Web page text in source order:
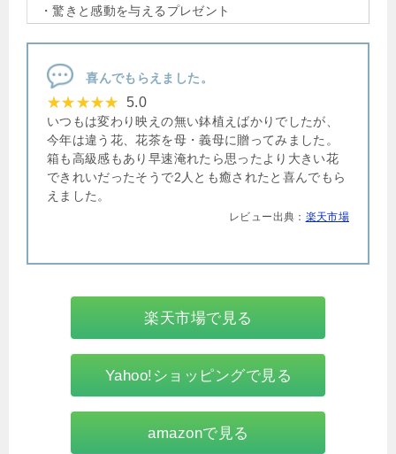
・驚きと感動を与えるプレゼント
喜んでもらえました。
5.0
いつもは変わり映えの無い鉢植えばかりでしたが、
今年は違う花、花茶を母・義母に贈ってみました。
箱も高級感もあり早速淹れたら思ったより大きい花
できれいだったそうで2人とも癒されたと喜んでもら
えました。
レビュー出典： 楽天市場
楽天市場で見る
Yahoo!ショッピングで見る
amazonで見る